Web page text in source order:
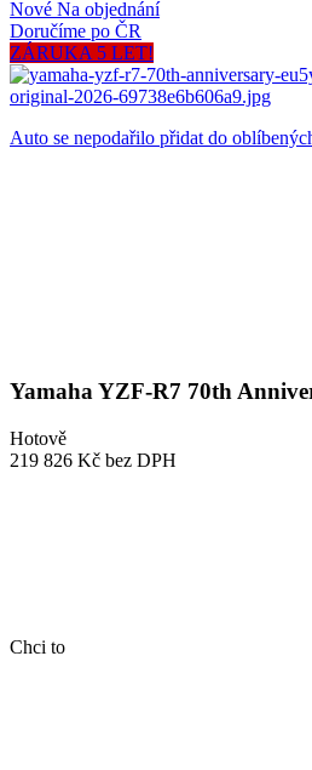
Nové Na objednání
Doručíme po ČR
ZÁRUKA 5 LET!
Auto se nepodařilo přidat do
Yamaha YZF-R7 70th
Hotově
219 826 Kč bez DPH
Chci to